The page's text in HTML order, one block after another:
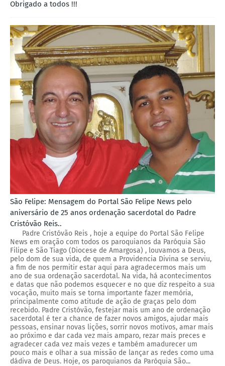
Obrigado a todos !!!
São Felipe: Mensagem do Portal São Felipe News pelo
aniversário de 25 anos ordenação sacerdotal do Padre
Cristóvão Reis..
Padre Cristóvão Reis , hoje a equipe do Portal São Felipe
News em oração com todos os paroquianos da Paróquia São
Filipe e São Tiago (Diocese de Amargosa) , louvamos a Deus,
pelo dom de sua vida, de quem a Providencia Divina se serviu,
a fim de nos permitir estar aqui para agradecermos mais um
ano de sua ordenação sacerdotal. Na vida, há acontecimentos
e datas que não podemos esquecer e no que diz respeito a sua
vocação, muito mais se torna importante fazer memória,
principalmente como atitude de ação de graças pelo dom
recebido. Padre Cristóvão, festejar mais um ano de ordenação
sacerdotal é ter a chance de fazer novos amigos, ajudar mais
pessoas, ensinar novas lições, sorrir novos motivos, amar mais
ao próximo e dar cada vez mais amparo, rezar mais preces e
agradecer cada vez mais vezes e também amadurecer um
pouco mais e olhar a sua missão de lançar as redes como uma
dádiva de Deus. Hoje, os paroquianos da Paróquia São...